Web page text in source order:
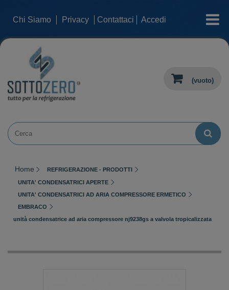
Chi Siamo Privacy Contattaci Accedi categorie
(vuoto)
Home REFRIGERAZIONE - PRODOTTI
UNITA' CONDENSATRICI APERTE
UNITA' CONDENSATRICI AD ARIA COMPRESSORE ERMETICO
EMBRACO
unità condensatrice ad aria compressore nj9238gs a valvola tropicalizzata